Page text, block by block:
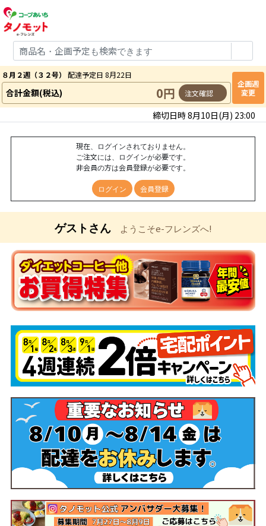
８月２週（３２号） 配達予定日 8月22日
合計金額(税込) 0円 注文確認
企画週
変更
締切日時 8月10日(月) 23:00
現在、ログインされておりません。
ご注文には、ログインが必要です。
非会員の方は会員登録が必要です。
ログイン 会員登録
ゲストさんようこそe-フレンズへ!